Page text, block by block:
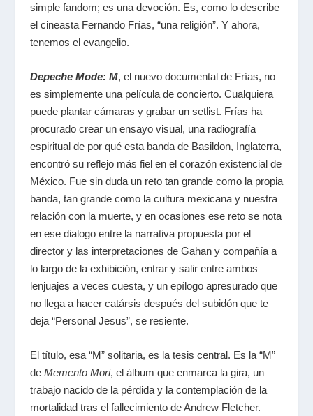
simple fandom; es una devoción. Es, como lo describe
el cineasta Fernando Frías, “una religión”. Y ahora,
tenemos el evangelio.
Depeche Mode: M, el nuevo documental de Frías, no
es simplemente una película de concierto. Cualquiera
puede plantar cámaras y grabar un setlist. Frías ha
procurado crear un ensayo visual, una radiografía
espiritual de por qué esta banda de Basildon, Inglaterra,
encontró su reflejo más fiel en el corazón existencial de
México. Fue sin duda un reto tan grande como la propia
banda, tan grande como la cultura mexicana y nuestra
relación con la muerte, y en ocasiones ese reto se nota
en ese dialogo entre la narrativa propuesta por el
director y las interpretaciones de Gahan y compañía a
lo largo de la exhibición, entrar y salir entre ambos
lenjuajes a veces cuesta, y un epílogo apresurado que
no llega a hacer catársis después del subidón que te
deja “Personal Jesus”, se resiente.
El título, esa “M” solitaria, es la tesis central. Es la “M”
de Memento Mori, el álbum que enmarca la gira, un
trabajo nacido de la pérdida y la contemplación de la
mortalidad tras el fallecimiento de Andrew Fletcher.